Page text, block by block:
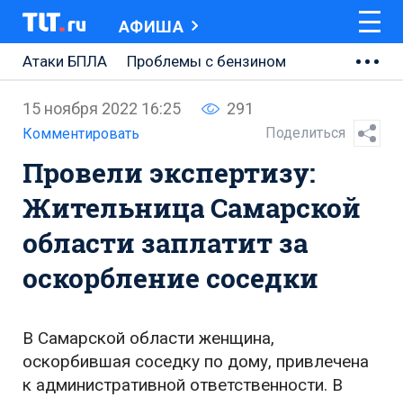
АФИША
Атаки БПЛА
Проблемы с бензином
АВТОВАЗ
Ремонт Центральной площади
Ремонт Обводного шоссе
Набережная Тольятти
Неделя Тольятти
15 ноября 2022 16:25 291
Комментировать Поделиться
Провели экспертизу:
Жительница Самарской
области заплатит за
оскорбление соседки
В Самарской области женщина,
оскорбившая соседку по дому, привлечена
к административной ответственности. В